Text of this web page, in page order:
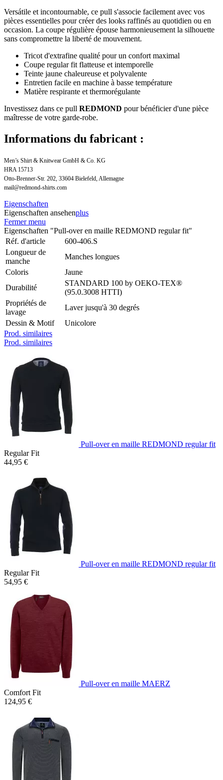
Versátile et incontournable, ce pull s'associe facilement avec vos
pièces essentielles pour créer des looks raffinés au quotidien ou en
occasion. La coupe régulière épouse harmonieusement la silhouette
sans compromettre la liberté de mouvement.
Tricot d'extrafine qualité pour un confort maximal
Coupe regular fit flatteuse et intemporelle
Teinte jaune chaleureuse et polyvalente
Entretien facile en machine à basse température
Matière respirante et thermorégulante
Investissez dans ce pull REDMOND pour bénéficier d'une pièce
maîtresse de votre garde-robe.
Informations du fabricant :
Men’s Shirt & Knitwear GmbH & Co. KG
HRA 15713
Otto-Brenner-Str. 202, 33604 Bielefeld, Allemagne
mail@redmond-shirts.com
Eigenschaften
Eigenschaften ansehenplus
Fermer menu
Eigenschaften "Pull-over en maille REDMOND regular fit"
Réf. d'article
600-406.S
Longueur de
manche
Manches longues
Coloris
Jaune
Durabilité
STANDARD 100 by OEKO-TEX®
(95.0.3008 HTTI)
Propriétés de
lavage
Laver jusqu'à 30 degrés
Dessin & Motif
Unicolore
Prod. similaires
Prod. similaires
Pull-over en maille REDMOND regular fit
Regular Fit
44,95 €
Pull-over en maille REDMOND regular fit
Regular Fit
54,95 €
Pull-over en maille MAERZ
Comfort Fit
124,95 €